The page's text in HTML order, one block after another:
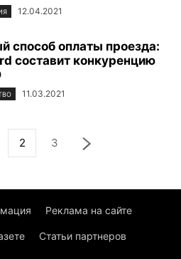
12.04.2021
способ оплаты проезда:
составит конкуренцию
11.03.2021
2 3
Реклама на сайте
Статьи партнеров